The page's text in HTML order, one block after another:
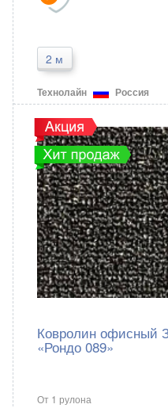
2 м
Технолайн Россия
Ковролин офисный
«Рондо 089»
От 1 рулона